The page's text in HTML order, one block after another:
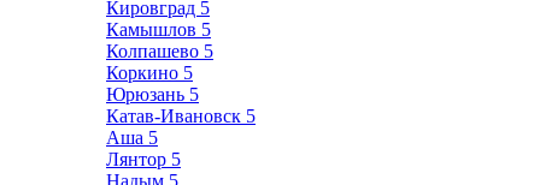
Кировград 5
Камышлов 5
Колпашево 5
Коркино 5
Юрюзань 5
Катав-Ивановск 5
Аша 5
Лянтор 5
Надым 5